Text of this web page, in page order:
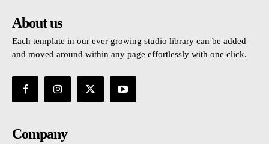
About us
Each template in our ever growing studio library can be added
and moved around within any page effortlessly with one click.
Company